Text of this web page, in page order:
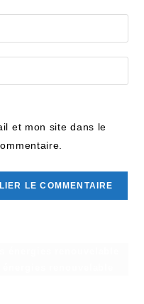
et mon site dans le